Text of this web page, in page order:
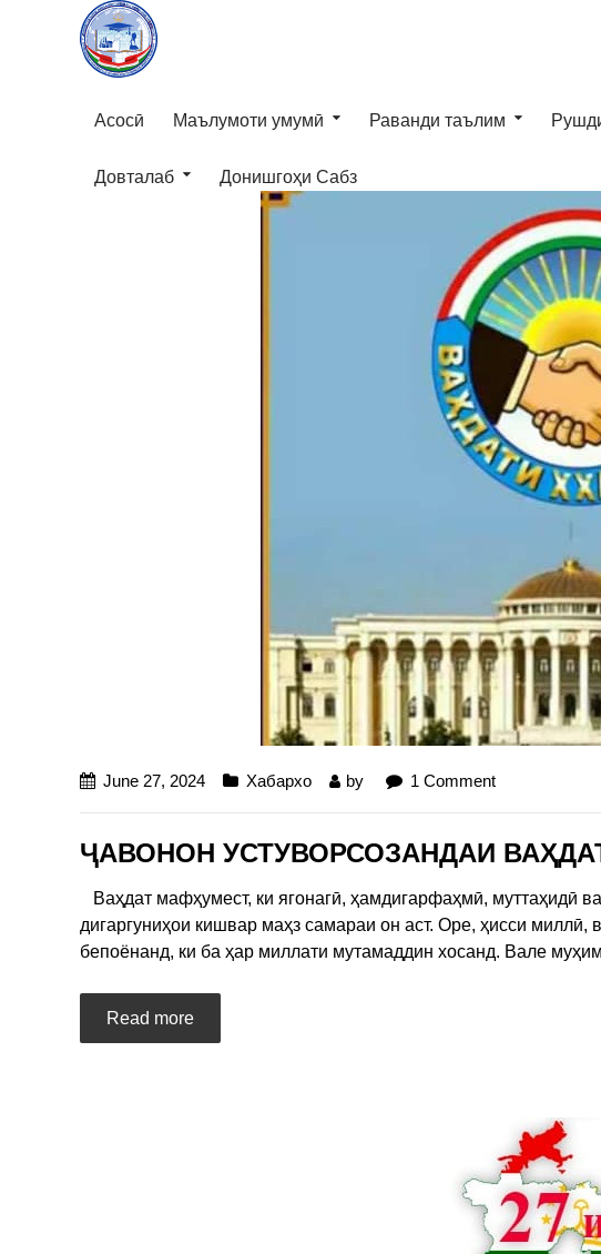
Асосӣ Маълумоти умумӣ Раванди таълим
Довталаб Донишгоҳи Сабз
June 27, 2024 Хабархо by 1 Comment
ҶАВОНОН УСТУВОРСОЗАНДАИ
Ваҳдат мафҳумест, ки ягонагӣ, ҳамдигарфаҳмӣ, муттаҳидӣ
дигаргуниҳои кишвар маҳз самараи он аст. Оре, ҳисси миллӣ,
бепоёнанд, ки ба ҳар миллати мутамаддин хосанд. Вале муҳим
Read more